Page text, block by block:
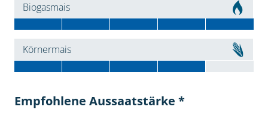
Biogasmais
Körnermais
Empfohlene Aussaatstärke *